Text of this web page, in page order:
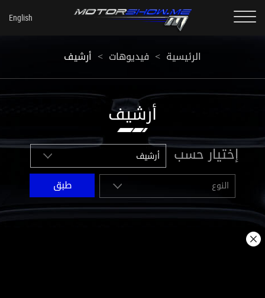
الرئيسية < فيديوهات < أرشيف
أرشيف
إختيار حسب